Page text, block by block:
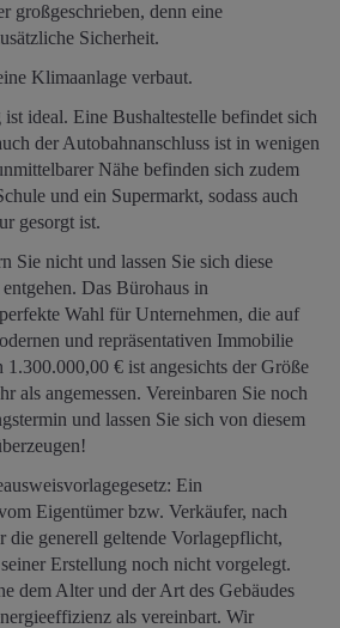
großgeschrieben, denn eine
Sicherheit.
Klimaanlage verbaut.
ideal. Eine Bushaltestelle befindet sich
der Autobahnanschluss ist in wenigen
Nähe befinden sich zudem
und ein Supermarkt, sodass auch
gesorgt ist.
Sie nicht und lassen Sie sich diese
Das Bürohaus in
Wahl für Unternehmen, die auf
und repräsentativen Immobilie
€ ist angesichts der Größe
als angemessen. Vereinbaren Sie noch
und lassen Sie sich von diesem
Ein
Eigentümer bzw. Verkäufer, nach
die generell geltende Vorlagepflicht,
Erstellung noch nicht vorgelegt.
dem Alter und der Art des Gebäudes
als vereinbart. Wir